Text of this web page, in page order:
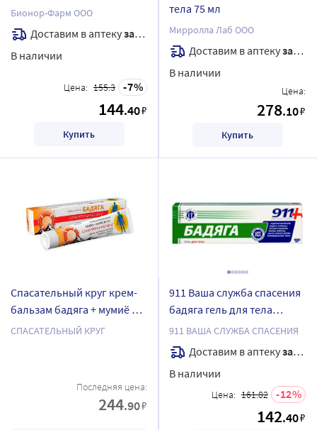
Бионор-Фарм ООО
Доставим в аптекузавтра
В наличии
Цена: 155.3 7
144.40₽
Купить
тела 75 мл
Мирролла Лаб ООО
Доставим в аптекузавтра
В наличии
Цена:
278.10₽
Купить
Спасательный круг крем-
бальзам бадяга + мумиё 50
гр/ арт 097
СПАСАТЕЛЬНЫЙ КРУГ
Последняя цена:
244.90₽
911 Ваша служба спасения
бадяга гель для тела
косметический 100 мл
911 ВАША СЛУЖБА СПАСЕНИЯ
Доставим в аптекузавтра
В наличии
Цена: 161.82 12
142.40₽